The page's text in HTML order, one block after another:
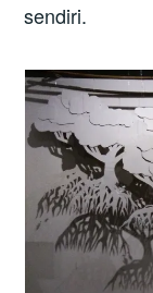
sendiri.